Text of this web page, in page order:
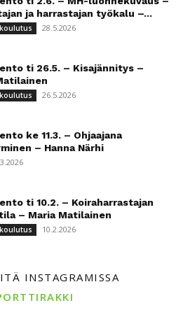
ja harrastajan työkalu –...
28.5.2026
ti 26.5. – Kisajännitys –
26.5.2026
ke 11.3. – Ohjaajana
– Hanna Närhi
ti 10.2. – Koiraharrastajan
– Maria Matilainen
10.2.2026
INSTAGRAMISSA